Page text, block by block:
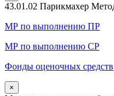
43.01.02 Парикмахер
МР по выполнению ПР
МР по выполнению СР
Фонды оценочных средств
×